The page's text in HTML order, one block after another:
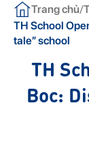
Trang chủ/
TH School
tale” school
TH
Boc: